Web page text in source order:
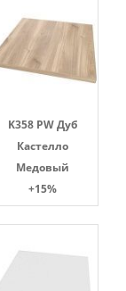
K358 PW Дуб
Кастелло
Медовый
+15%